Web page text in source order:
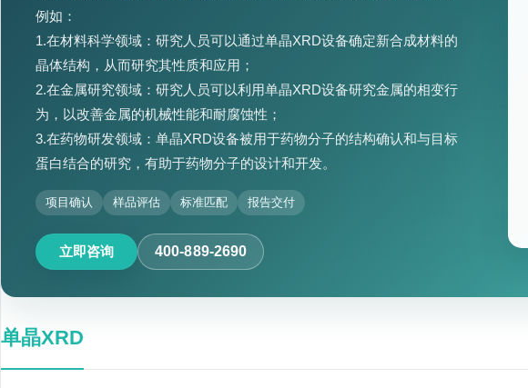
例如：
1.在材料科学领域：研究人员可以通过单晶XRD设备确定新合成材料的
晶体结构，从而研究其性质和应用；
2.在金属研究领域：研究人员可以利用单晶XRD设备研究金属的相变行
为，以改善金属的机械性能和耐腐蚀性；
3.在药物研发领域：单晶XRD设备被用于药物分子的结构确认和与目标
蛋白结合的研究，有助于药物分子的设计和开发。
项目确认 样品评估 标准匹配 报告交付
立即咨询 400-889-2690
单晶XRD